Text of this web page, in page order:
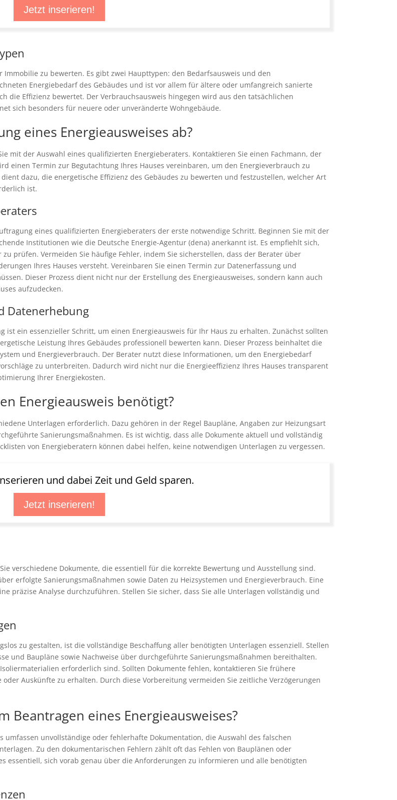
Jetzt inserieren!
zu bewerten. Es gibt zwei Haupttypen: den Bedarfsausweis und den
Energiebedarf des Gebäudes und ist vor allem für ältere oder umfangreich sanierte
die Effizienz bewertet. Der Verbrauchsausweis hingegen wird aus den tatsächlichen
sich besonders für neuere oder unveränderte Wohngebäude.
eines Energieausweises ab?
mit der Auswahl eines qualifizierten Energieberaters. Kontaktieren Sie einen Fachmann, der
einen Termin zur Begutachtung Ihres Hauses vereinbaren, um den Energieverbrauch zu
dazu, die energetische Effizienz des Gebäudes zu bewerten und festzustellen, welcher Art
ist.
eines qualifizierten Energieberaters der erste notwendige Schritt. Beginnen Sie mit der
Institutionen wie die Deutsche Energie-Agentur (dena) anerkannt ist. Es empfiehlt sich,
prüfen. Vermeiden Sie häufige Fehler, indem Sie sicherstellen, dass der Berater über
Ihres Hauses versteht. Vereinbaren Sie einen Termin zur Datenerfassung und
Dieser Prozess dient nicht nur der Erstellung des Energieausweises, sondern kann auch
aufzudecken.
Datenerhebung
ein essenzieller Schritt, um einen Energieausweis für Ihr Haus zu erhalten. Zunächst sollten
Leistung Ihres Gebäudes professionell bewerten kann. Dieser Prozess beinhaltet die
und Energieverbrauch. Der Berater nutzt diese Informationen, um den Energiebedarf
zu unterbreiten. Dadurch wird nicht nur die Energieeffizienz Ihres Hauses transparent
Ihrer Energiekosten.
Energieausweis benötigt?
Unterlagen erforderlich. Dazu gehören in der Regel Baupläne, Angaben zur Heizungsart
Sanierungsmaßnahmen. Es ist wichtig, dass alle Dokumente aktuell und vollständig
von Energieberatern können dabei helfen, keine notwendigen Unterlagen zu vergessen.
und dabei Zeit und Geld sparen.
Jetzt inserieren!
verschiedene Dokumente, die essentiell für die korrekte Bewertung und Ausstellung sind.
erfolgte Sanierungsmaßnahmen sowie Daten zu Heizsystemen und Energieverbrauch. Eine
präzise Analyse durchzuführen. Stellen Sie sicher, dass Sie alle Unterlagen vollständig und
zu gestalten, ist die vollständige Beschaffung aller benötigten Unterlagen essenziell. Stellen
und Baupläne sowie Nachweise über durchgeführte Sanierungsmaßnahmen bereithalten.
erforderlich sind. Sollten Dokumente fehlen, kontaktieren Sie frühere
Auskünfte zu erhalten. Durch diese Vorbereitung vermeiden Sie zeitliche Verzögerungen
Beantragen eines Energieausweises?
umfassen unvollständige oder fehlerhafte Dokumentation, die Auswahl des falschen
Zu den dokumentarischen Fehlern zählt oft das Fehlen von Bauplänen oder
essentiell, sich vorab genau über die Anforderungen zu informieren und alle benötigten